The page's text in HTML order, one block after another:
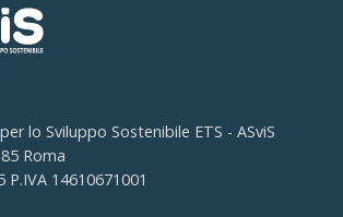
lo Sviluppo Sostenibile ETS - ASviS
Roma
P.IVA 14610671001